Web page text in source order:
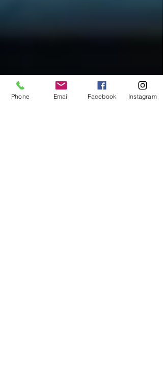
Phone Email Facebook Instagram